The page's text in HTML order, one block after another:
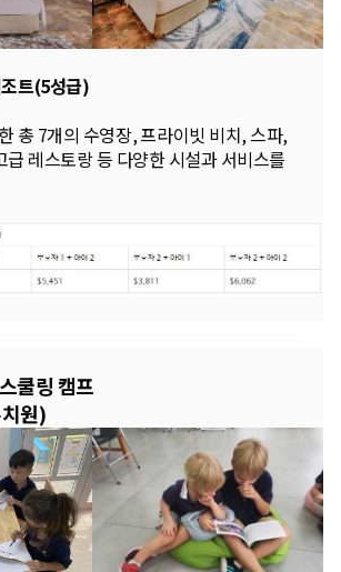
트(5성급)
총 7개의 수영장, 프라이빗 비치, 스파,
레스토랑 등 다양한 시설과 서비스를
쿨링 캠프
원)